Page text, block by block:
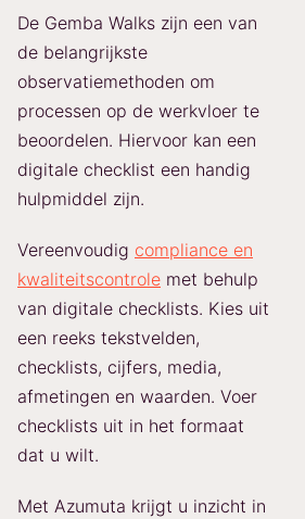
De Gemba Walks zijn een van
de belangrijkste
observatiemethoden om
processen op de werkvloer te
beoordelen. Hiervoor kan een
digitale checklist een handig
hulpmiddel zijn.
Vereenvoudig compliance en
kwaliteitscontrole met behulp
van digitale checklists. Kies uit
een reeks tekstvelden,
checklists, cijfers, media,
afmetingen en waarden. Voer
checklists uit in het formaat
dat u wilt.
Met Azumuta krijgt u inzicht in